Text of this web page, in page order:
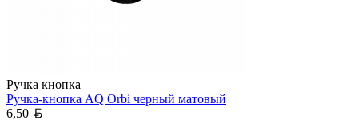
Ручка кнопка
Ручка-кнопка AQ Orbi черный матовый
6,50